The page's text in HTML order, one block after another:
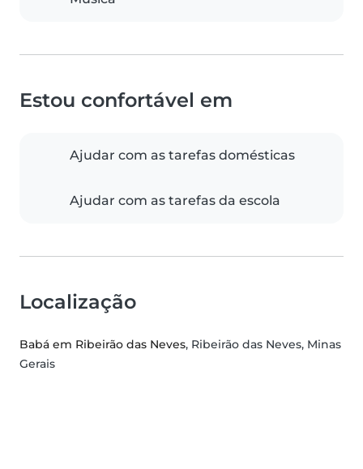
Estou confortável em
Ajudar com as tarefas domésticas
Ajudar com as tarefas da escola
Localização
Babá em Ribeirão das Neves, Ribeirão das Neves, Minas
Gerais